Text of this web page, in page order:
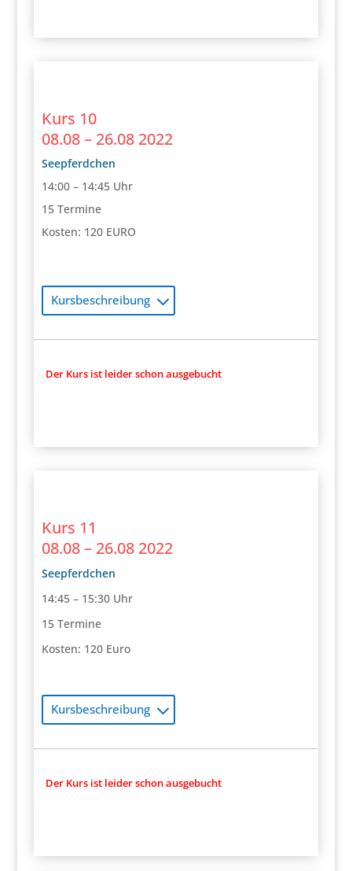
Kurs 10
08.08 – 26.08 2022
Seepferdchen
14:00 – 14:45 Uhr
15 Termine
Kosten: 120 EURO
Kursbeschreibung
Der Kurs ist leider schon ausgebucht
Kurs 11
08.08 – 26.08 2022
Seepferdchen
14:45 – 15:30 Uhr
15 Termine
Kosten: 120 Euro
Kursbeschreibung
Der Kurs ist leider schon ausgebucht